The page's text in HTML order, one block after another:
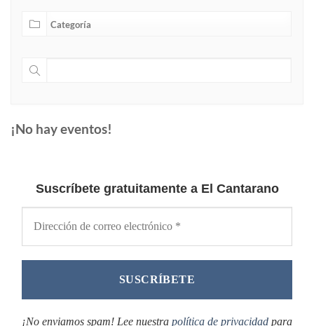
¡No hay eventos!
Suscríbete gratuitamente a El Cantarano
¡No enviamos spam! Lee nuestra política de privacidad para